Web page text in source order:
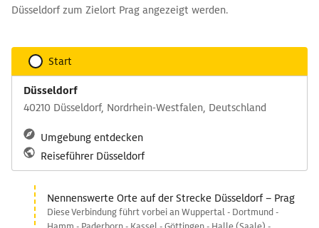
Düsseldorf zum Zielort Prag angezeigt werden.
Start
Düsseldorf
40210 Düsseldorf, Nordrhein-Westfalen, Deutschland
Umgebung entdecken
Reiseführer Düsseldorf
Nennenswerte Orte auf der Strecke Düsseldorf – Prag
Diese Verbindung führt vorbei an Wuppertal - Dortmund -